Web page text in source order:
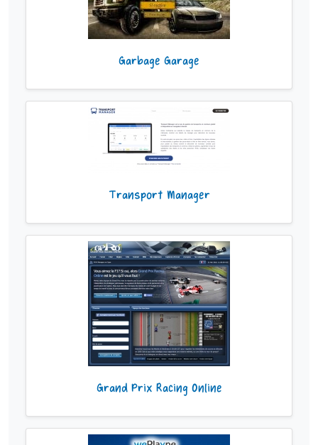
Garbage Garage
Transport Manager
Grand Prix Racing Online